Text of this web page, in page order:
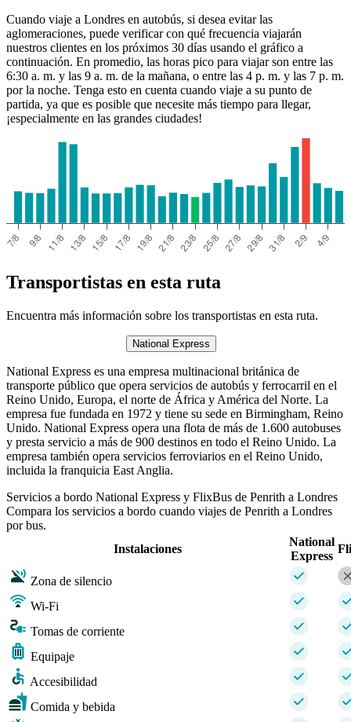
London
Cuando viaje a Londres en autobús, si desea evitar las
aglomeraciones, puede verificar con qué frecuencia viajarán
nuestros clientes en los próximos 30 días usando el gráfico a
continuación. En promedio, las horas pico para viajar son entre las
6:30 a. m. y las 9 a. m. de la mañana, o entre las 4 p. m. y las 7 p. m.
por la noche. Tenga esto en cuenta cuando viaje a su punto de
partida, ya que es posible que necesite más tiempo para llegar,
¡especialmente en las grandes ciudades!
Transportistas en esta ruta
Encuentra más información sobre los transportistas en esta ruta.
National Express
National Express es una empresa multinacional británica de
transporte público que opera servicios de autobús y ferrocarril en el
Reino Unido, Europa, el norte de África y América del Norte. La
empresa fue fundada en 1972 y tiene su sede en Birmingham, Reino
Unido. National Express opera una flota de más de 1.600 autobuses
y presta servicio a más de 900 destinos en todo el Reino Unido. La
empresa también opera servicios ferroviarios en el Reino Unido,
incluida la franquicia East Anglia.
Servicios a bordo National Express y FlixBus de Penrith a Londres
Compara los servicios a bordo cuando viajes de Penrith a Londres
por bus.
Instalaciones
National
Express
Zona de silencio
Wi-Fi
Tomas de corriente
Equipaje
Accesibilidad
Comida y bebida